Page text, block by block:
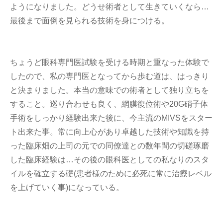
ようになりました。どうせ術者として生きていくなら…
最後まで面倒を見られる技術を身につける。
ちょうど眼科専門医試験を受ける時期と重なった体験で
したので、私の専門医となってから歩む道は、はっきり
と決まりました。本当の意味での術者として独り立ちを
すること。巡り合わせも良く、網膜復位術や20G硝子体
手術をしっかり経験出来た後に、今主流のMIVSをスター
ト出来た事。常に向上心があり卓越した技術や知識を持
った臨床畑の上司の元での同僚達との数年間の切磋琢磨
した臨床経験は…その後の眼科医としての私なりのスタ
イルを確立する礎(患者様のために必死に常に治療レベル
を上げていく事)になっている。